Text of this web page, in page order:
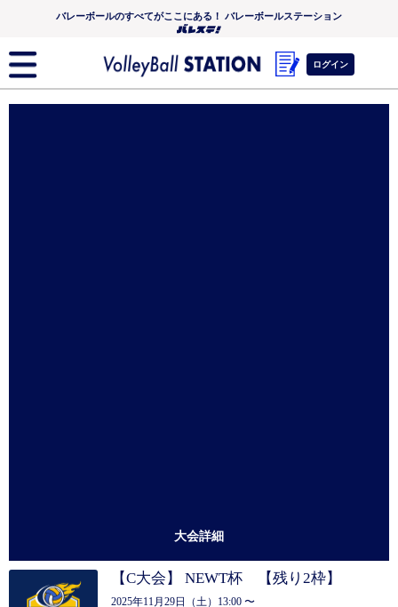
バレーボールのすべてがここにある！ バレーボールステーション
ログイン
大会詳細
【C大会】 NEWT杯 【残り2枠】
2025年11月29日（土）13:00 〜